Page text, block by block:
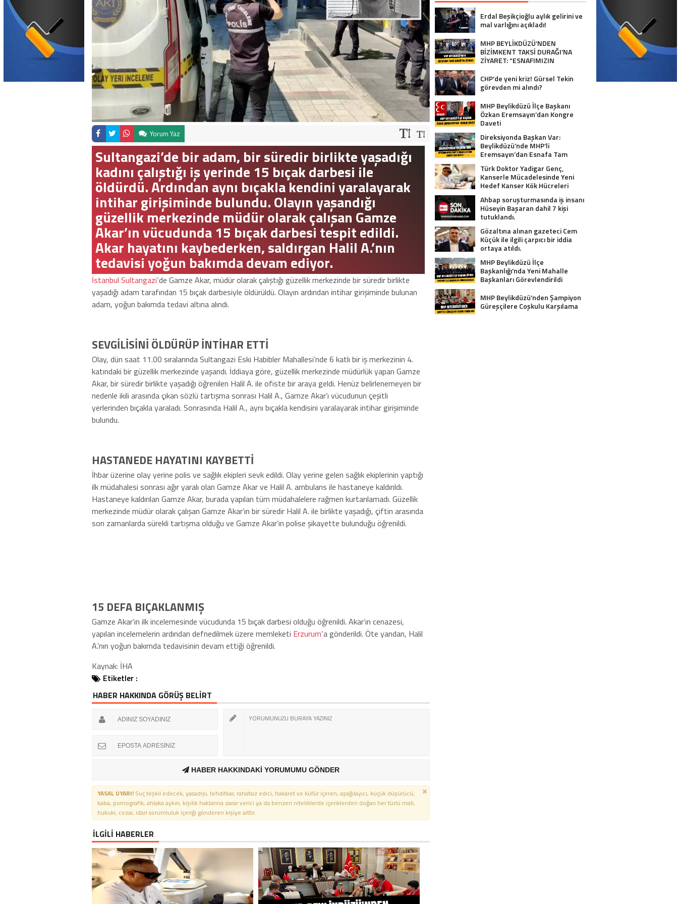
Yorum Yaz
Sultangazi’de bir adam, bir süredir birlikte yaşadığı
kadını çalıştığı iş yerinde 15 bıçak darbesi ile
öldürdü. Ardından aynı bıçakla kendini yaralayarak
intihar girişiminde bulundu. Olayın yaşandığı
güzellik merkezinde müdür olarak çalışan Gamze
Akar’ın vücudunda 15 bıçak darbesi tespit edildi.
Akar hayatını kaybederken, saldırgan Halil A.’nın
tedavisi yoğun bakımda devam ediyor.
İstanbul Sultangazi‘de Gamze Akar, müdür olarak çalıştığı güzellik merkezinde bir süredir birlikte
yaşadığı adam tarafından 15 bıçak darbesiyle öldürüldü. Olayın ardından intihar girişiminde bulunan
adam, yoğun bakımda tedavi altına alındı.
SEVGİLİSİNİ ÖLDÜRÜP İNTİHAR ETTİ
Olay, dün saat 11.00 sıralarında Sultangazi Eski Habibler Mahallesi’nde 6 katlı bir iş merkezinin 4.
katındaki bir güzellik merkezinde yaşandı. İddiaya göre, güzellik merkezinde müdürlük yapan Gamze
Akar, bir süredir birlikte yaşadığı öğrenilen Halil A. ile ofiste bir araya geldi. Henüz belirlenemeyen bir
nedenle ikili arasında çıkan sözlü tartışma sonrası Halil A., Gamze Akar’ı vücudunun çeşitli
yerlerinden bıçakla yaraladı. Sonrasında Halil A., aynı bıçakla kendisini yaralayarak intihar girişiminde
bulundu.
HASTANEDE HAYATINI KAYBETTİ
İhbar üzerine olay yerine polis ve sağlık ekipleri sevk edildi. Olay yerine gelen sağlık ekiplerinin yaptığı
ilk müdahalesi sonrası ağır yaralı olan Gamze Akar ve Halil A. ambulans ile hastaneye kaldırıldı.
Hastaneye kaldırılan Gamze Akar, burada yapılan tüm müdahalelere rağmen kurtarılamadı. Güzellik
merkezinde müdür olarak çalışan Gamze Akar’ın bir süredir Halil A. ile birlikte yaşadığı, çiftin arasında
son zamanlarda sürekli tartışma olduğu ve Gamze Akar’ın polise şikayette bulunduğu öğrenildi.
15 DEFA BIÇAKLANMIŞ
Gamze Akar’ın ilk incelemesinde vücudunda 15 bıçak darbesi olduğu öğrenildi. Akar’ın cenazesi,
yapılan incelemelerin ardından defnedilmek üzere memleketi Erzurum‘a gönderildi. Öte yandan, Halil
A.’nın yoğun bakımda tedavisinin devam ettiği öğrenildi.
Kaynak: İHA
Etiketler :
HABER HAKKINDA GÖRÜŞ BELİRT
HABER HAKKINDAKİ YORUMUMU GÖNDER
YASAL UYARI! Suç teşkil edecek, yasadışı, tehditkar, rahatsız edici, hakaret ve küfür içeren, aşağılayıcı, küçük düşürücü,
kaba, pornografik, ahlaka aykırı, kişilik haklarına zarar verici ya da benzeri niteliklerde içeriklerden doğan her türlü mali,
hukuki, cezai, idari sorumluluk içeriği gönderen kişiye aittir.
İLGİLİ HABERLER
Erdal Beşikçioğlu aylık gelirini ve
mal varlığını açıkladı!
MHP BEYLİKDÜZÜ’NDEN
BİZİMKENT TAKSİ DURAĞI’NA
ZİYARET: “ESNAFIMIZIN
CHP’de yeni kriz! Gürsel Tekin
görevden mi alındı?
MHP Beylikdüzü İlçe Başkanı
Özkan Eremsayın’dan Kongre
Daveti
Direksiyonda Başkan Var:
Beylikdüzü’nde MHP’li
Eremsayın’dan Esnafa Tam
Türk Doktor Yadigar Genç,
Kanserle Mücadelesinde Yeni
Hedef Kanser Kök Hücreleri
Ahbap soruşturmasında iş insanı
Hüseyin Başaran dahil 7 kişi
tutuklandı.
Gözaltına alınan gazeteci Cem
Küçük ile ilgili çarpıcı bir iddia
ortaya atıldı.
MHP Beylikdüzü İlçe
Başkanlığı’nda Yeni Mahalle
Başkanları Görevlendirildi
MHP Beylikdüzü’nden Şampiyon
Güreşçilere Coşkulu Karşılama